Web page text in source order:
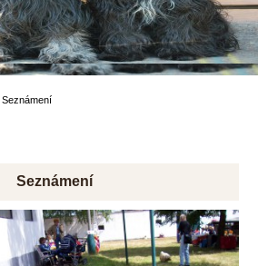
Seznámení
Seznámení